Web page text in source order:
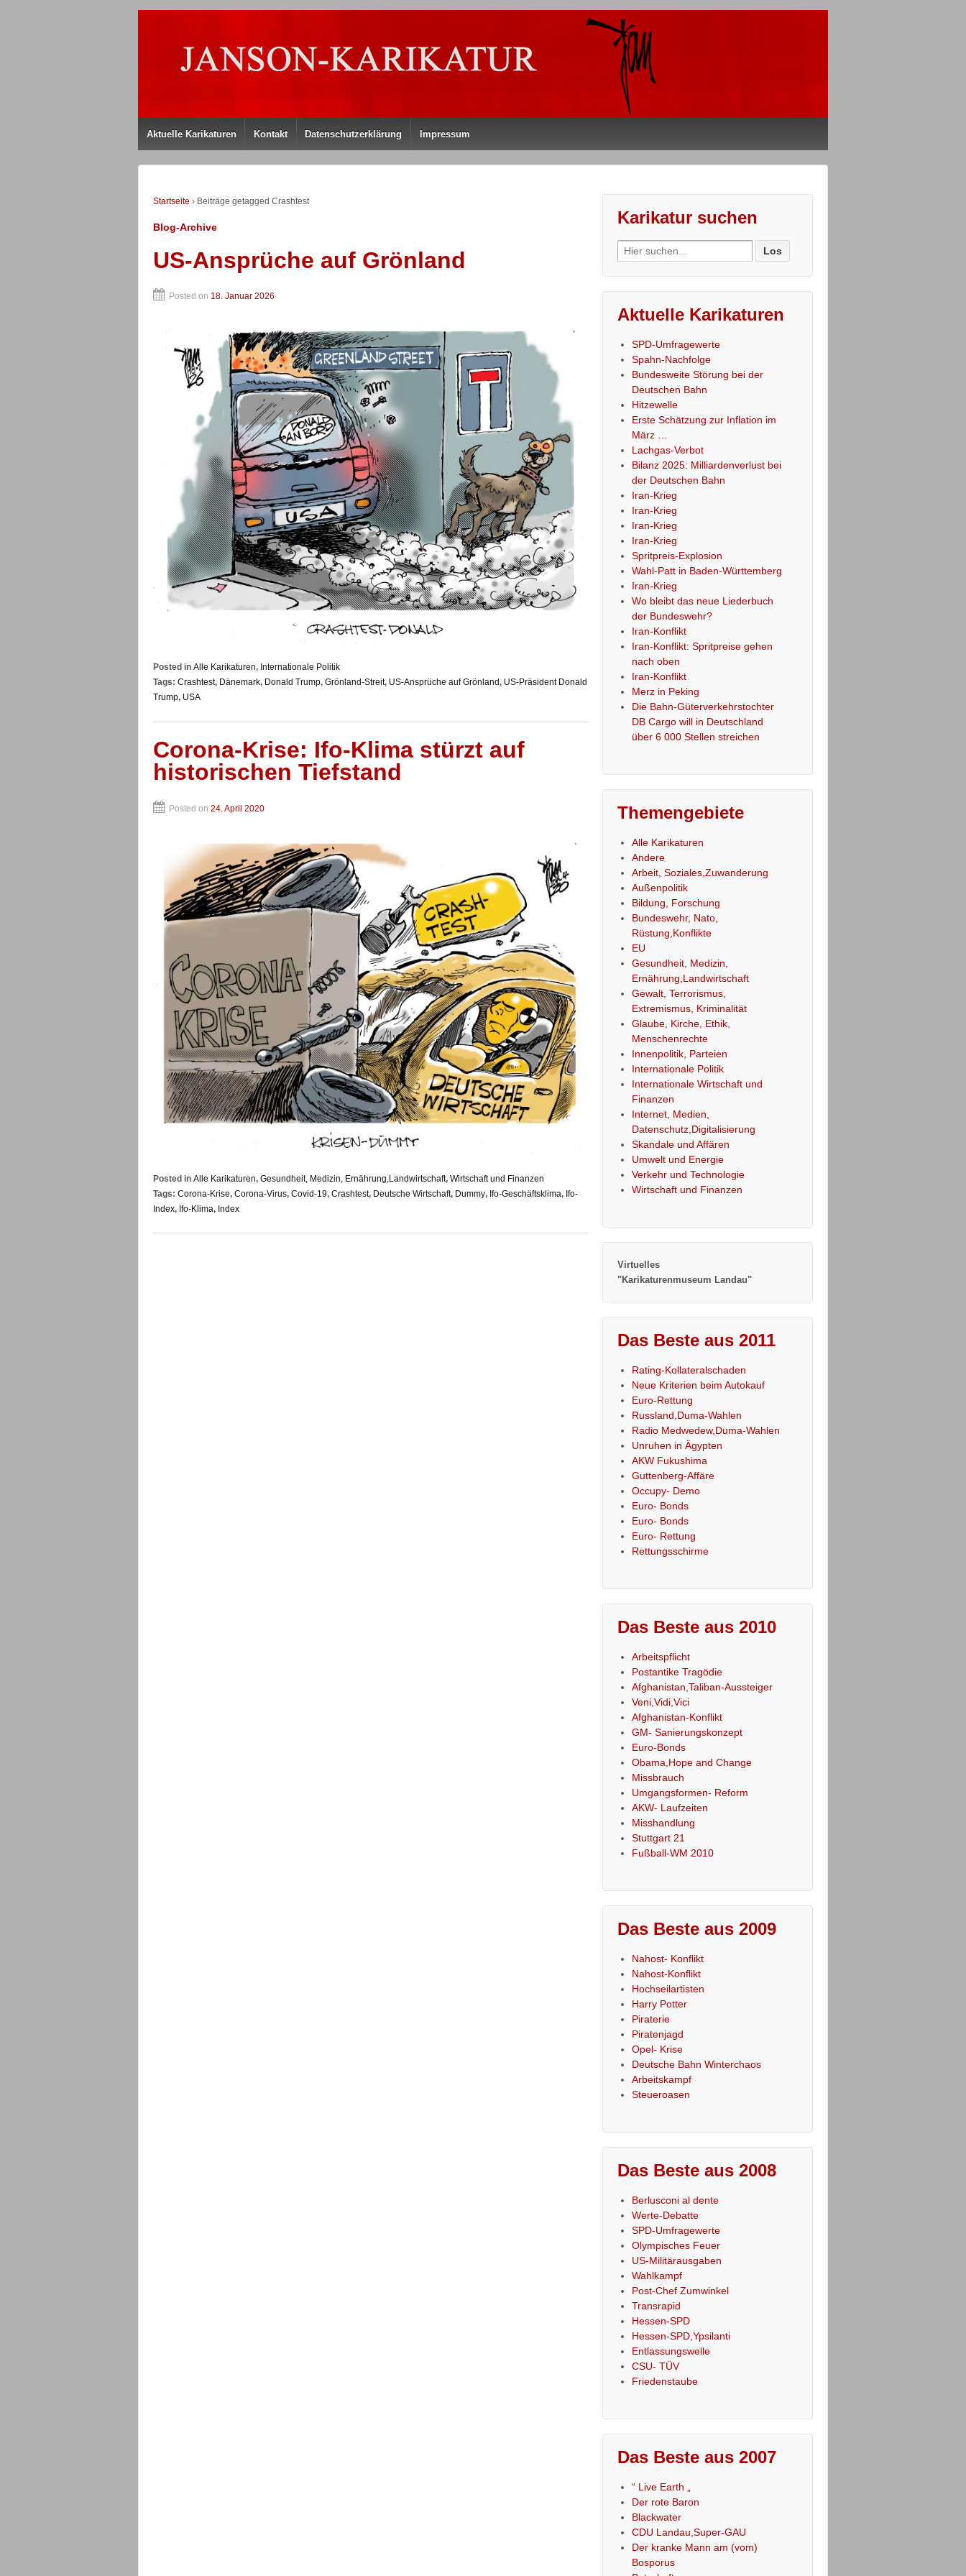
Aktuelle Karikaturen Kontakt Datenschutzerklärung Impressum
Startseite › Beiträge getagged Crashtest
Blog-Archive
US-Ansprüche auf Grönland
Posted on 18. Januar 2026
Posted in Alle Karikaturen, Internationale Politik
Tags: Crashtest, Dänemark, Donald Trump, Grönland-Streit, US-Ansprüche auf Grönland, US-Präsident Donald
Trump, USA
Corona-Krise: Ifo-Klima stürzt auf
historischen Tiefstand
Posted on 24. April 2020
Posted in Alle Karikaturen, Gesundheit, Medizin, Ernährung,Landwirtschaft, Wirtschaft und Finanzen
Tags: Corona-Krise, Corona-Virus, Covid-19, Crashtest, Deutsche Wirtschaft, Dummy, Ifo-Geschäftsklima, Ifo-
Index, Ifo-Klima, Index
Karikatur suchen
Search
for:
Aktuelle Karikaturen
SPD-Umfragewerte
Spahn-Nachfolge
Bundesweite Störung bei der
Deutschen Bahn
Hitzewelle
Erste Schätzung zur Inflation im
März …
Lachgas-Verbot
Bilanz 2025: Milliardenverlust bei
der Deutschen Bahn
Iran-Krieg
Iran-Krieg
Iran-Krieg
Iran-Krieg
Spritpreis-Explosion
Wahl-Patt in Baden-Württemberg
Iran-Krieg
Wo bleibt das neue Liederbuch
der Bundeswehr?
Iran-Konflikt
Iran-Konflikt: Spritpreise gehen
nach oben
Iran-Konflikt
Merz in Peking
Die Bahn-Güterverkehrstochter
DB Cargo will in Deutschland
über 6 000 Stellen streichen
Themengebiete
Alle Karikaturen
Andere
Arbeit, Soziales,Zuwanderung
Außenpolitik
Bildung, Forschung
Bundeswehr, Nato,
Rüstung,Konflikte
EU
Gesundheit, Medizin,
Ernährung,Landwirtschaft
Gewalt, Terrorismus,
Extremismus, Kriminalität
Glaube, Kirche, Ethik,
Menschenrechte
Innenpolitik, Parteien
Internationale Politik
Internationale Wirtschaft und
Finanzen
Internet, Medien,
Datenschutz,Digitalisierung
Skandale und Affären
Umwelt und Energie
Verkehr und Technologie
Wirtschaft und Finanzen
Virtuelles
"Karikaturenmuseum Landau"
Das Beste aus 2011
Rating-Kollateralschaden
Neue Kriterien beim Autokauf
Euro-Rettung
Russland,Duma-Wahlen
Radio Medwedew,Duma-Wahlen
Unruhen in Ägypten
AKW Fukushima
Guttenberg-Affäre
Occupy- Demo
Euro- Bonds
Euro- Bonds
Euro- Rettung
Rettungsschirme
Das Beste aus 2010
Arbeitspflicht
Postantike Tragödie
Afghanistan,Taliban-Aussteiger
Veni,Vidi,Vici
Afghanistan-Konflikt
GM- Sanierungskonzept
Euro-Bonds
Obama,Hope and Change
Missbrauch
Umgangsformen- Reform
AKW- Laufzeiten
Misshandlung
Stuttgart 21
Fußball-WM 2010
Das Beste aus 2009
Nahost- Konflikt
Nahost-Konflikt
Hochseilartisten
Harry Potter
Piraterie
Piratenjagd
Opel- Krise
Deutsche Bahn Winterchaos
Arbeitskampf
Steueroasen
Das Beste aus 2008
Berlusconi al dente
Werte-Debatte
SPD-Umfragewerte
Olympisches Feuer
US-Militärausgaben
Wahlkampf
Post-Chef Zumwinkel
Transrapid
Hessen-SPD
Hessen-SPD,Ypsilanti
Entlassungswelle
CSU- TÜV
Friedenstaube
Das Beste aus 2007
“ Live Earth „
Der rote Baron
Blackwater
CDU Landau,Super-GAU
Der kranke Mann am (vom)
Bosporus